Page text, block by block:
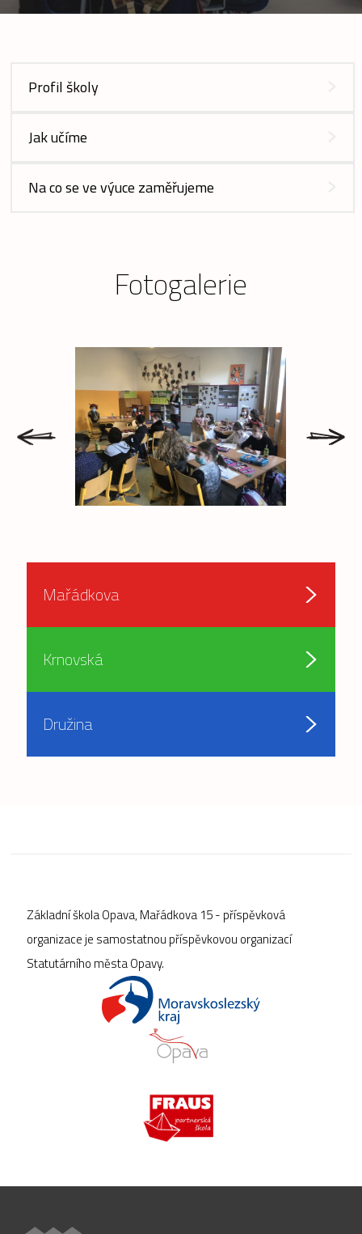
Profil školy
Jak učíme
Na co se ve výuce zaměřujeme
Fotogalerie
Mařádkova
Krnovská
Družina
Základní škola Opava, Mařádkova 15 - příspěvková
organizace je samostatnou příspěvkovou organizací
Statutárního města Opavy.